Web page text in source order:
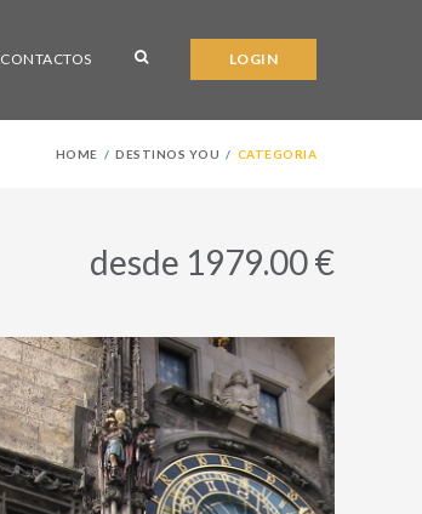
CONTACTOS LOGIN
HOME DESTINOS YOU CATEGORIA
desde 1979.00 €